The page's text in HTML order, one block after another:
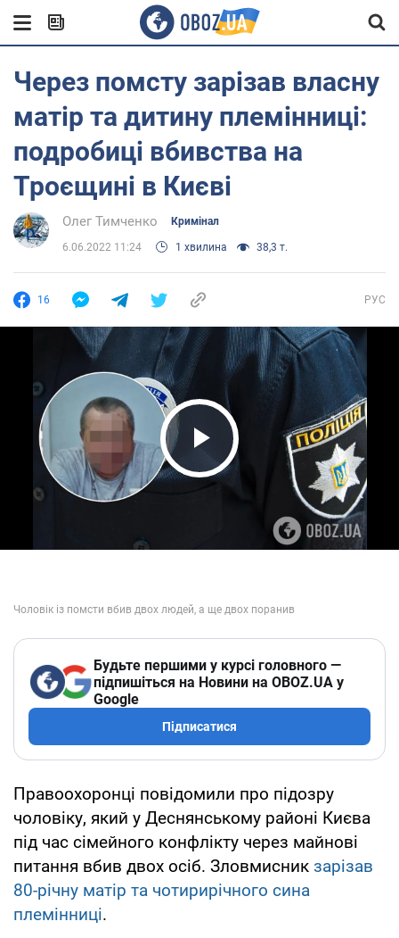
Через помсту зарізав власну
матір та дитину племінниці:
подробиці вбивства на
Троєщині в Києві
Олег Тимченко Кримінал
6.06.2022 11:24 1 хвилина 38,3 т.
16 РУС
Play Video
Будьте першими у курсі головного —
підпишіться на Новини на OBOZ.UA у
Google
Підписатися
Правоохоронці повідомили про підозру
чоловіку, який у Деснянському районі Києва
під час сімейного конфлікту через майнові
питання вбив двох осіб. Зловмисник зарізав
80-річну матір та чотирирічного сина
племінниці.